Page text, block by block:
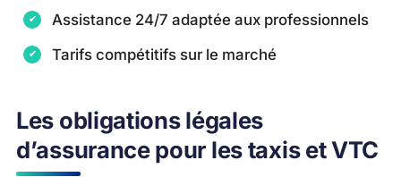
Assistance 24/7 adaptée aux professionnels
Tarifs compétitifs sur le marché
Les obligations légales
d’assurance pour les taxis et VTC